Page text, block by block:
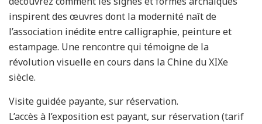
inspirent des œuvres dont la modernité naît de
l’association inédite entre calligraphie, peinture et
estampage. Une rencontre qui témoigne de la
révolution visuelle en cours dans la Chine du XIXe
siècle.
Visite guidée payante, sur réservation.
L’accès à l’exposition est payant, sur réservation (tarif